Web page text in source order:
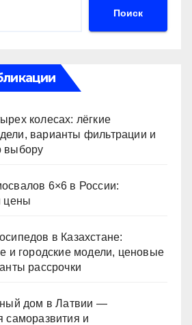
ki
ть
Поиск
колесах: лёгкие
варианты фильтрации и
выбору
6×6 в России:
цены
в Казахстане:
и городские модели, ценовые
рассрочки
дом в Латвии —
саморазвития и